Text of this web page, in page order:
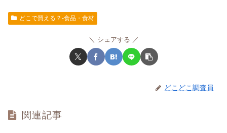
どこで買える？-食品・食材
シェアする
どこどこ調査員
関連記事